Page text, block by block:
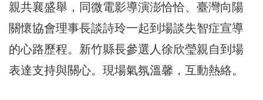
親共襄盛舉，同微電影導演澎恰恰、臺灣向陽
關懷協會理事長談詩玲一起到場談失智症宣導
的心路歷程。新竹縣長參選人徐欣瑩親自到場
表達支持與關心。現場氣氛溫馨，互動熱絡。